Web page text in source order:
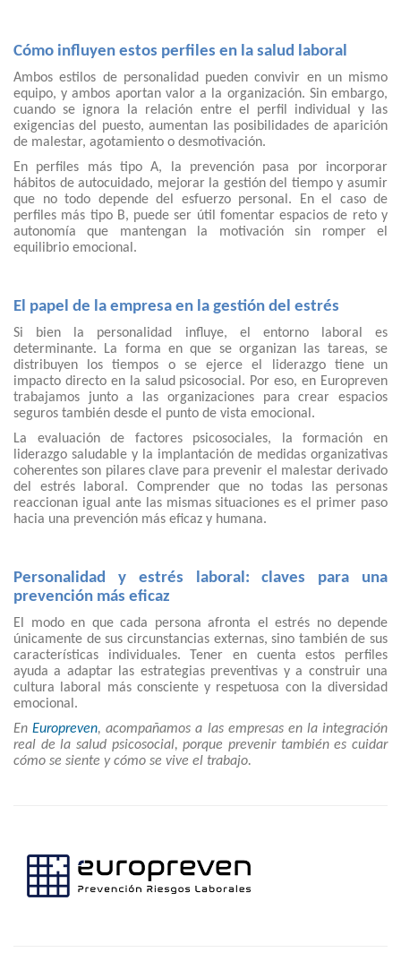
Cómo influyen estos perfiles en la salud laboral
Ambos estilos de personalidad pueden convivir en un mismo
equipo, y ambos aportan valor a la organización. Sin embargo,
cuando se ignora la relación entre el perfil individual y las
exigencias del puesto, aumentan las posibilidades de aparición
de malestar, agotamiento o desmotivación.
En perfiles más tipo A, la prevención pasa por incorporar
hábitos de autocuidado, mejorar la gestión del tiempo y asumir
que no todo depende del esfuerzo personal. En el caso de
perfiles más tipo B, puede ser útil fomentar espacios de reto y
autonomía que mantengan la motivación sin romper el
equilibrio emocional.
El papel de la empresa en la gestión del estrés
Si bien la personalidad influye, el entorno laboral es
determinante. La forma en que se organizan las tareas, se
distribuyen los tiempos o se ejerce el liderazgo tiene un
impacto directo en la salud psicosocial. Por eso, en Europreven
trabajamos junto a las organizaciones para crear espacios
seguros también desde el punto de vista emocional.
La evaluación de factores psicosociales, la formación en
liderazgo saludable y la implantación de medidas organizativas
coherentes son pilares clave para prevenir el malestar derivado
del estrés laboral. Comprender que no todas las personas
reaccionan igual ante las mismas situaciones es el primer paso
hacia una prevención más eficaz y humana.
Personalidad y estrés laboral: claves para una
prevención más eficaz
El modo en que cada persona afronta el estrés no depende
únicamente de sus circunstancias externas, sino también de sus
características individuales. Tener en cuenta estos perfiles
ayuda a adaptar las estrategias preventivas y a construir una
cultura laboral más consciente y respetuosa con la diversidad
emocional.
EnEuropreven, acompañamos a las empresas en la integración
real de la salud psicosocial, porque prevenir también es cuidar
cómo se siente y cómo se vive el trabajo.